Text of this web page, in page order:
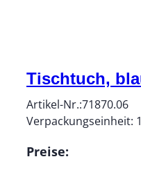
Tischtuch,
Artikel-Nr.:71870.06
Verpackungseinheit: 1
Preise: